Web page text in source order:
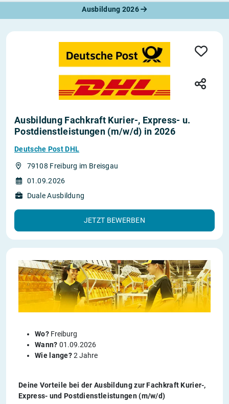
Ausbildung 2026
Ausbildung Fachkraft Kurier-, Express- u.
Postdienstleistungen (m/w/d) in 2026
Deutsche Post DHL
79108 Freiburg im Breisgau
01.09.2026
Duale Ausbildung
JETZT BEWERBEN
Wo?Freiburg
Wann? 01.09.2026
Wie lange?2 Jahre
Deine Vorteile bei der Ausbildung zur Fachkraft Kurier-,
Express- und Postdienstleistungen (m/w/d)